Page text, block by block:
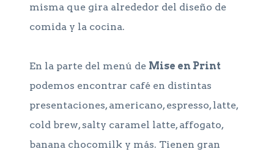
misma que gira alrededor del diseño de
comida y la cocina.
En la parte del menú de Mise en Print
podemos encontrar café en distintas
presentaciones, americano, espresso, latte,
cold brew, salty caramel latte, affogato,
banana chocomilk y más. Tienen gran